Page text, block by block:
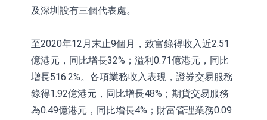
(02286.HK)漲+64.91%
100%
【異動股】焦炭Ⅲ板塊下挫，陝西黑
採取出具警示函措施
山金國際：港股上市工作正常推進中
及深圳設有三個代表處。
至2020年12月末止9個月，致富錄得收入近2.51
億港元，同比增長32%；溢利0.71億港元，同比
增長516.2%。各項業務收入表現，證券交易服務
錄得1.92億港元，同比增長48%；期貨交易服務
為0.49億港元，同比增長4%；財富管理業務0.09